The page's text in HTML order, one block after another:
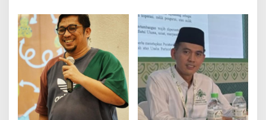
yang Layak